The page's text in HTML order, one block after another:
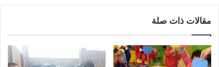
مقالات ذات صلة